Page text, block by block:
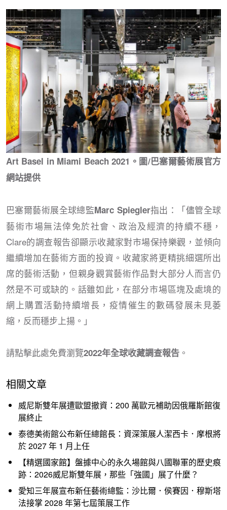
Art Basel in Miami Beach 2021。圖/巴塞爾藝術展官方
網站提供
巴塞爾藝術展全球總監Marc Spiegler指出：「儘管全球
藝術市場無法倖免於社會、政治及經濟的持續不穩，
Clare的調查報告卻顯示收藏家對市場保持樂觀，並傾向
繼續增加在藝術方面的投資。收藏家將更精挑細選所出
席的藝術活動，但親身觀賞藝術作品對大部分人而言仍
然是不可或缺的。話雖如此，在部分市場區塊及處境的
網上購置活動持續增長，疫情催生的數碼發展未見萎
縮，反而穩步上揚。」
請點擊此處免費瀏覽2022年全球收藏調查報告 。
相關文章
威尼斯雙年展遭歐盟撤資：200 萬歐元補助因俄羅斯館復
展終止
泰德美術館公布新任總館長：資深策展人潔西卡．摩根將
於 2027 年 1 月上任
【精選國家館】盤據中心的永久場館與八國聯軍的歷史痕
跡：2026威尼斯雙年展，那些「強國」展了什麼？
愛知三年展宣布新任藝術總監：沙比爾．侯賽因．穆斯塔
法接掌 2028 年第七屆策展工作